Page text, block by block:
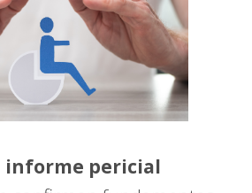
informe pericial